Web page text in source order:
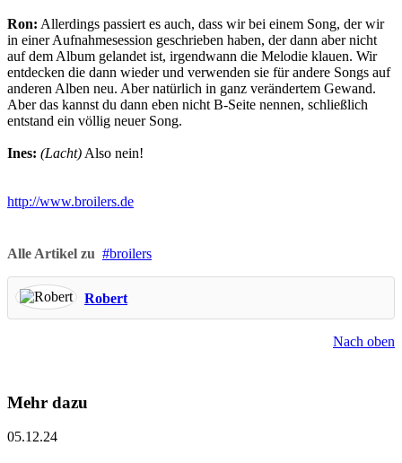
Ron: Allerdings passiert es auch, dass wir bei einem Song, der wir
in einer Aufnahmesession geschrieben haben, der dann aber nicht
auf dem Album gelandet ist, irgendwann die Melodie klauen. Wir
entdecken die dann wieder und verwenden sie für andere Songs auf
anderen Alben neu. Aber natürlich in ganz verändertem Gewand.
Aber das kannst du dann eben nicht B-Seite nennen, schließlich
entstand ein völlig neuer Song.
Ines: (Lacht) Also nein!
http://www.broilers.de
Alle Artikel zu broilers
Robert
Nach oben
Mehr dazu
05.12.24